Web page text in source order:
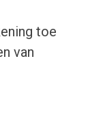
toe
van